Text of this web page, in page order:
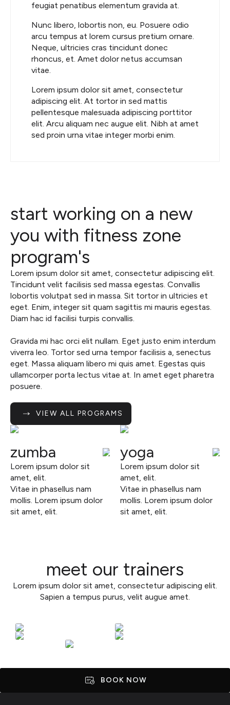
feugiat penatibus elementum gravida at.
Nunc libero, lobortis non, eu. Posuere odio
arcu tempus at lorem cursus pretium ornare.
Neque, ultricies cras tincidunt donec
rhoncus, et. Amet dolor netus accumsan
vitae.
Lorem ipsum dolor sit amet, consectetur
adipiscing elit. At tortor in sed mattis
pellentesque malesuada adipiscing porttitor
elit. Arcu aliquam nec augue elit. Nibh at amet
sed proin urna vitae integer morbi enim.
start working on a new
you with fitness zone
program's
Lorem ipsum dolor sit amet, consectetur adipiscing elit.
Tincidunt velit facilisis sed massa egestas. Convallis
lobortis volutpat sed in massa. Sit tortor in ultricies et
eget. Enim, integer sit quam sagittis mi mauris egestas.
Diam hac id facilisi turpis convallis.
Gravida mi hac orci elit nullam. Eget justo enim interdum
viverra leo. Tortor sed urna tempor facilisis a, senectus
eget. Massa aliquam libero mi quis amet. Egestas quis
ullamcorper porta lectus vitae at. In amet eget pharetra
posuere.
VIEW ALL PROGRAMS
zumba
Lorem ipsum dolor sit
amet, elit.
Vitae in phasellus nam
mollis. Lorem ipsum dolor
sit amet, elit.
yoga
Lorem ipsum dolor sit
amet, elit.
Vitae in phasellus nam
mollis. Lorem ipsum dolor
sit amet, elit.
meet our trainers
Lorem ipsum dolor sit amet, consectetur adipiscing elit.
Sapien a tempus purus, velit augue amet.
BOOK NOW